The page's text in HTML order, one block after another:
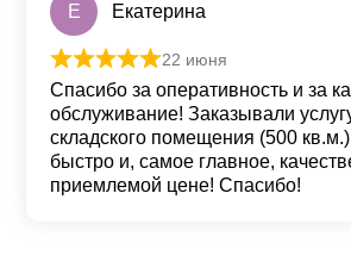
Е Екатерина
Оценка
22 июня
Спасибо за оперативность и за
обслуживание! Заказывали
складского помещения (500
быстро и, самое главное,
приемлемой цене! Спасибо!